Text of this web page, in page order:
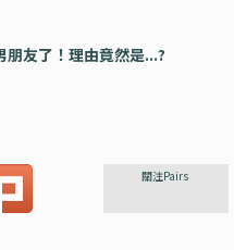
友了！理由竟然是...?
關注Pairs